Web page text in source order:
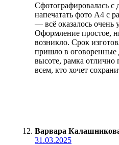
Сфотографировалась с
напечатать фото А4 с
— всё оказалось очень
Оформление простое,
возникло. Срок
пришло в оговоренные
высоте, рамка
всем, кто хочет
Варвара
31.03.2025